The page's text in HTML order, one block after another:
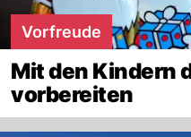
Vorfreude
Mit den Kindern
vorbereiten